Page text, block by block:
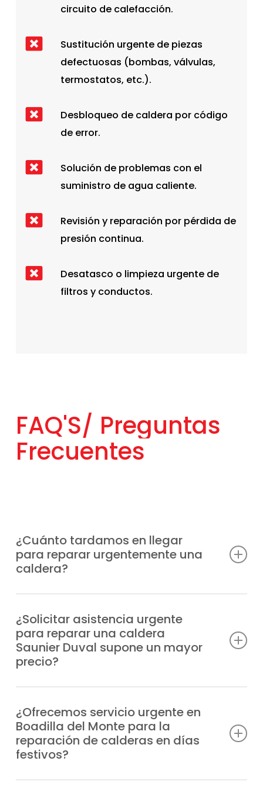
circuito de calefacción.
Sustitución urgente de piezas
defectuosas (bombas, válvulas,
termostatos, etc.).
Desbloqueo de caldera por código
de error.
Solución de problemas con el
suministro de agua caliente.
Revisión y reparación por pérdida de
presión continua.
Desatasco o limpieza urgente de
filtros y conductos.
FAQ'S/ Preguntas
Frecuentes
¿Cuánto tardamos en llegar
para reparar urgentemente una
caldera?
tiempo posible, normalmente en un periodo
de 1-2 horas desde tu aviso, dependiendo
de la zona y el volumen de trabajo con el
que cuente nuestro servicio técnico
¿Solicitar asistencia urgente
para reparar una caldera
Saunier Duval supone un mayor
precio?
fuera de nuestro horario de trabajo, el
servicio sin esperas tiene un cargo
añadido. Infórmate de nuestros precios en
nuestro teléfono de atención al cliente.
¿Ofrecemos servicio urgente en
Boadilla del Monte para la
reparación de calderas en días
festivos?